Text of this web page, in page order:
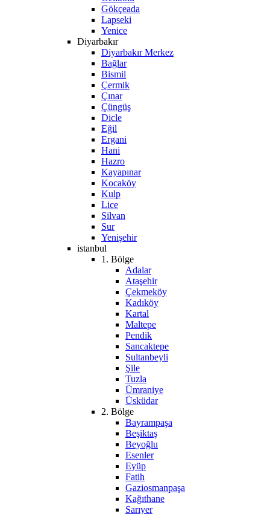
Gökçeada
Lapseki
Yenice
Diyarbakır
Diyarbakır Merkez
Bağlar
Bismil
Çermik
Çınar
Çüngüş
Dicle
Eğil
Ergani
Hani
Hazro
Kayapınar
Kocaköy
Kulp
Lice
Silvan
Sur
Yenişehir
istanbul
1. Bölge
Adalar
Ataşehir
Çekmeköy
Kadıköy
Kartal
Maltepe
Pendik
Sancaktepe
Sultanbeyli
Şile
Tuzla
Ümraniye
Üsküdar
2. Bölge
Bayrampaşa
Beşiktaş
Beyoğlu
Esenler
Eyüp
Fatih
Gaziosmanpaşa
Kağıthane
Sarıyer